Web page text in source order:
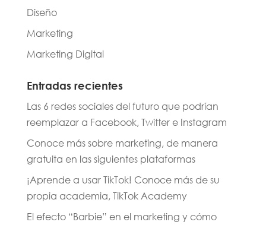
Diseño
Marketing
Marketing Digital
Entradas recientes
Las 6 redes sociales del futuro que podrían
reemplazar a Facebook, Twitter e Instagram
Conoce más sobre marketing, de manera
gratuita en las siguientes plataformas
¡Aprende a usar TikTok! Conoce más de su
propia academia, TikTok Academy
El efecto “Barbie” en el marketing y cómo